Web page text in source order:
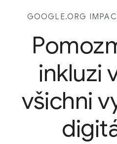
GOOGLE.ORG
inkluzi
všichni